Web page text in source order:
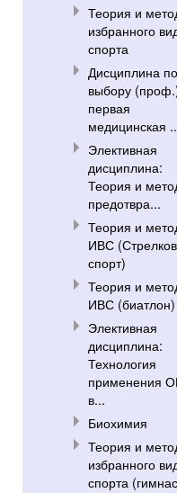
Теория и
избранного
спорта
Дисциплина по
выбору
первая
медицинская
Элективная
дисциплина:
Теория и
предотвра...
Теория и
ИВС
спорт)
Теория и
ИВС (биатлон)
Элективная
дисциплина:
Технология
применения
в...
Биохимия
Теория и
избранного
спорта